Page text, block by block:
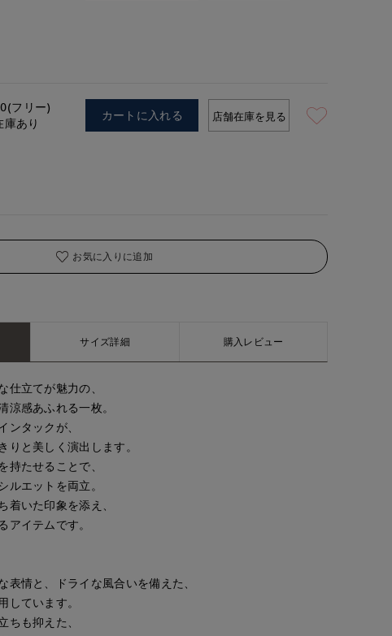
着用サイズ:00(M)
フリー)
庫あり
カートに入れる 店舗在庫を見る
お気に入りに追加
サイズ詳細 購入レビュー
仕立てが魅力の、
涼感あふれる一枚。
ンタックが、
りと美しく演出します。
持たせることで、
ルエットを両立。
着いた印象を添え、
アイテムです。
表情と、ドライな風合いを備えた、
しています。
ちも抑えた、